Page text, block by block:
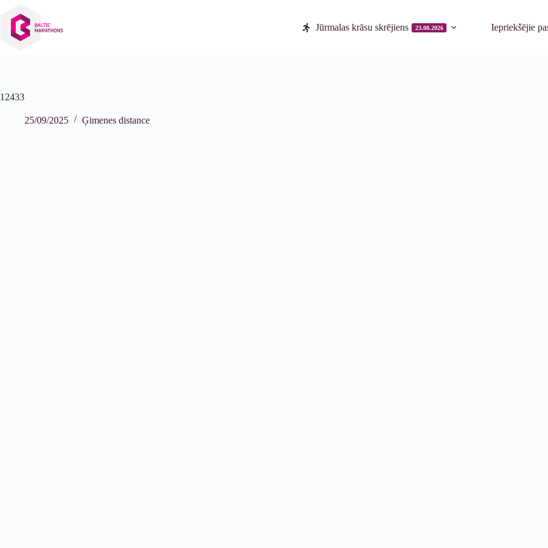
saturu
Jūrmalas krāsu skrējiens 23.08.2026 Iepriekšējie
12433
25/09/2025 Ģimenes distance